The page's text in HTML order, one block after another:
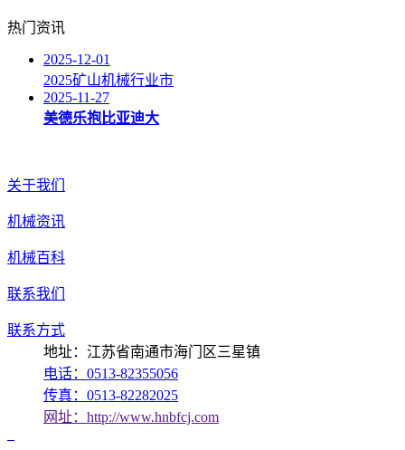
热门资讯
2025-12-01
2025矿山机械行业市
2025-11-27
美德乐抱比亚迪大
关于我们
机械资讯
机械百科
联系我们
联系方式
地址：江苏省南通市海门区三星镇
电话：0513-82355056
传真：0513-82282025
网址：http://www.hnbfcj.com